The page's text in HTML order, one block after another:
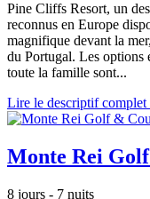
Pine Cliffs Resort, un
reconnus en Europe
magnifique devant la
du Portugal. Les options
toute la famille sont...
Lire le descriptif
Monte Rei
8 jours - 7 nuits